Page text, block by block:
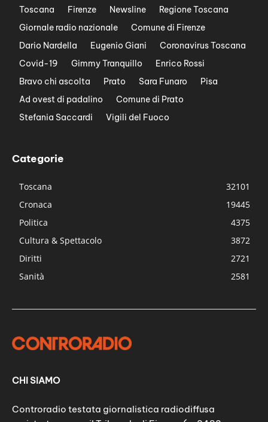
Toscana Firenze Newsline
Regione Toscana
Giornale radio nazionale
Comune di Firenze
Dario Nardella
Eugenio Giani
Coronavirus Toscana
Covid-19
Gimmy Tranquillo
Enrico Rossi
Bravo chi ascolta
Prato Sara Funaro
Pisa
Ad ovest di padalino
Comune di Prato
Stefania Saccardi
Vigili del Fuoco
Categorie
Toscana
32101
Cronaca
19445
Politica
4375
Cultura & Spettacolo
3872
Diritti
2721
Sanità
2581
CHI SIAMO
Controradio testata giornalistica radiodiffusa